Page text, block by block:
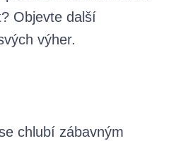
Objevte další
výher.
chlubí zábavným